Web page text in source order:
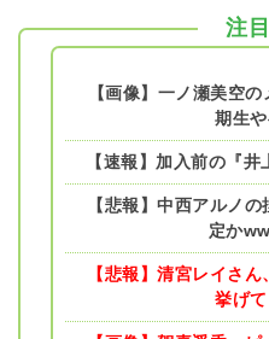
注
【画像】一ノ瀬美空
期生
【速報】加入前の『
【悲報】中西アルノ
定か
【悲報】清宮レイさ
挙げ